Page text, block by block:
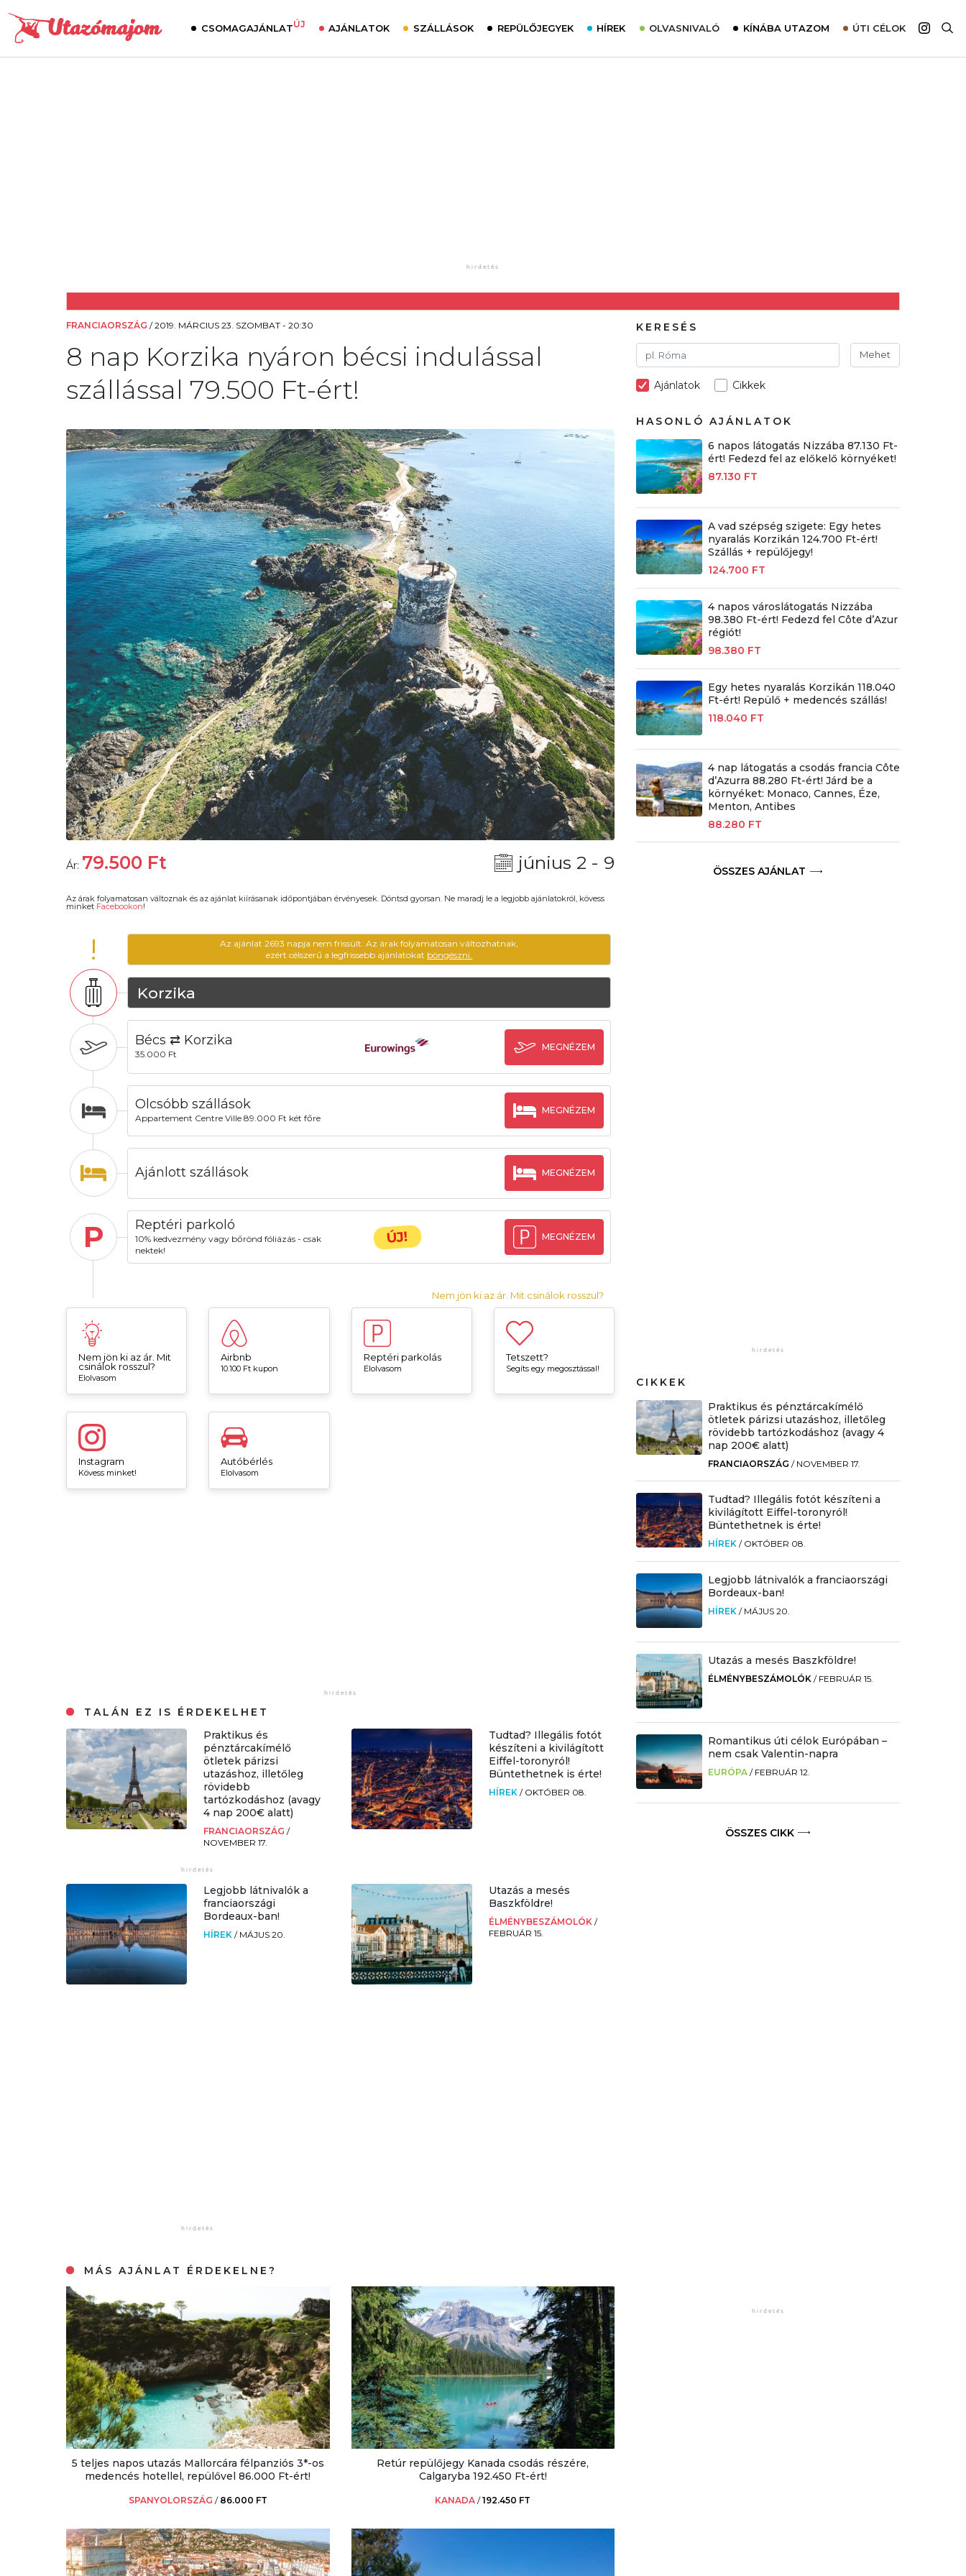
CSOMAGAJÁNLATÚJ AJÁNLATOK SZÁLLÁSOK REPÜLŐJEGYEK HÍREK OLVASNIVALÓ KÍNÁBA UTAZOM ÚTI CÉLOK
FRANCIAORSZÁG /2019. MÁRCIUS 23. SZOMBAT - 20:30
8 nap Korzika nyáron bécsi indulással
szállással 79.500 Ft-ért!
Ár: 79.500 Ft június 2 - 9
Az árak folyamatosan változnak és az ajánlat kiírásanak időpontjában érvényesek. Döntsd gyorsan. Ne maradj le a legjobb ajánlatokról, kövess
minket Facebookon!
!
Az ajánlat 2693 napja nem frissült. Az árak folyamatosan változhatnak,
ezért célszerű a legfrissebb ajánlatokat böngészni.
Korzika
Bécs ⇄ Korzika
35.000 Ft
MEGNÉZEM
Olcsóbb szállások
Appartement Centre Ville 89.000 Ft két főre
MEGNÉZEM
Ajánlott szállások MEGNÉZEM
P Reptéri parkoló
10% kedvezmény vagy bőrönd fóliázás - csak
nektek!
ÚJ! MEGNÉZEM
Nem jön ki az ár. Mit csinálok rosszul?
Nem jön ki az ár. Mit
csinálok rosszul?
Elolvasom
Airbnb
10.100 Ft kupon
Reptéri parkolás
Elolvasom
Tetszett?
Segíts egy megosztással!
Instagram
Kövess minket!
Autóbérlés
Elolvasom
TALÁN EZ IS ÉRDEKELHET
Praktikus és
pénztárcakímélő
ötletek párizsi
utazáshoz, illetőleg
rövidebb
tartózkodáshoz (avagy
4 nap 200€ alatt)
FRANCIAORSZÁG/
NOVEMBER 17.
Tudtad? Illegális fotót
készíteni a kivilágított
Eiffel-toronyról!
Büntethetnek is érte!
HÍREK / OKTÓBER 08.
Legjobb látnivalók a
franciaországi
Bordeaux-ban!
HÍREK/ MÁJUS 20.
Utazás a mesés
Baszkföldre!
ÉLMÉNYBESZÁMOLÓK /
FEBRUÁR 15.
MÁS AJÁNLAT ÉRDEKELNE?
5 teljes napos utazás Mallorcára félpanziós 3*-os
medencés hotellel, repülővel 86.000 Ft-ért!
SPANYOLORSZÁG / 86.000 FT
Retúr repülőjegy Kanada csodás részére,
Calgaryba 192.450 Ft-ért!
KANADA /192.450 FT
KERESÉS
Mehet
Ajánlatok Cikkek
HASONLÓ AJÁNLATOK
6 napos látogatás Nizzába 87.130 Ft-
ért! Fedezd fel az előkelő környéket!
87.130 FT
A vad szépség szigete: Egy hetes
nyaralás Korzikán 124.700 Ft-ért!
Szállás + repülőjegy!
124.700 FT
4 napos városlátogatás Nizzába
98.380 Ft-ért! Fedezd fel Côte d’Azur
régiót!
98.380 FT
Egy hetes nyaralás Korzikán 118.040
Ft-ért! Repülő + medencés szállás!
118.040 FT
4 nap látogatás a csodás francia Côte
d’Azurra 88.280 Ft-ért! Járd be a
környéket: Monaco, Cannes, Éze,
Menton, Antibes
88.280 FT
ÖSSZES AJÁNLAT
CIKKEK
Praktikus és pénztárcakímélő
ötletek párizsi utazáshoz, illetőleg
rövidebb tartózkodáshoz (avagy 4
nap 200€ alatt)
FRANCIAORSZÁG / NOVEMBER 17.
Tudtad? Illegális fotót készíteni a
kivilágított Eiffel-toronyról!
Büntethetnek is érte!
HÍREK / OKTÓBER 08.
Legjobb látnivalók a franciaországi
Bordeaux-ban!
HÍREK / MÁJUS 20.
Utazás a mesés Baszkföldre!
ÉLMÉNYBESZÁMOLÓK / FEBRUÁR 15.
Romantikus úti célok Európában –
nem csak Valentin-napra
EURÓPA / FEBRUÁR 12.
ÖSSZES CIKK